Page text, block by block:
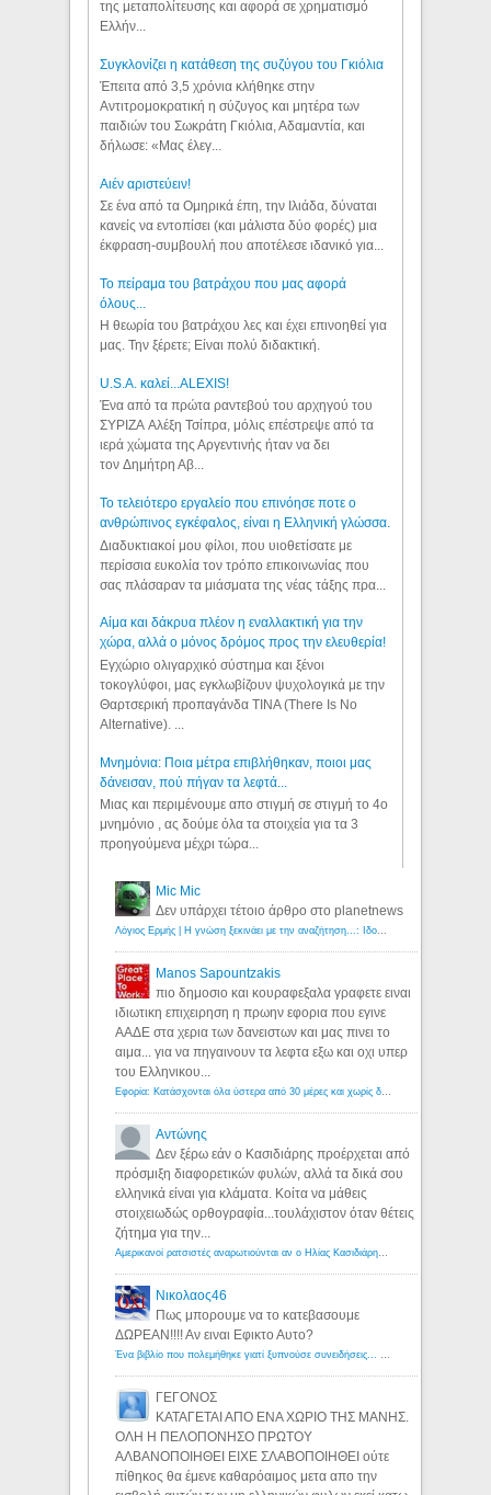
της μεταπολίτευσης και αφορά σε χρηματισμό
Ελλήν...
Συγκλονίζει η κατάθεση της συζύγου του Γκιόλια
Έπειτα από 3,5 χρόνια κλήθηκε στην
Αντιτρομοκρατική η σύζυγος και μητέρα των
παιδιών του Σωκράτη Γκιόλια, Αδαμαντία, και
δήλωσε: «Μας έλεγ...
Aιέν αριστεύειν!
Σε ένα από τα Ομηρικά έπη, την Ιλιάδα, δύναται
κανείς να εντοπίσει (και μάλιστα δύο φορές) μια
έκφραση-συμβουλή που αποτέλεσε ιδανικό για...
Το πείραμα του βατράχου που μας αφορά
όλους...
Η θεωρία του βατράχου λες και έχει επινοηθεί για
μας. Την ξέρετε; Είναι πολύ διδακτική.
U.S.A. καλεί...ALEXIS!
Ένα από τα πρώτα ραντεβού του αρχηγού του
ΣΥΡΙΖΑ Αλέξη Τσίπρα, μόλις επέστρεψε από τα
ιερά χώματα της Αργεντινής ήταν να δει
τον Δημήτρη Αβ...
Το τελειότερο εργαλείο που επινόησε ποτε ο
ανθρώπινος εγκέφαλος, είναι η Ελληνική γλώσσα.
Διαδυκτιακοί μου φίλοι, που υιοθετίσατε με
περίσσια ευκολία τον τρόπο επικοινωνίας που
σας πλάσαραν τα μιάσματα της νέας τάξης πρα...
Αίμα και δάκρυα πλέον η εναλλακτική για την
χώρα, αλλά ο μόνος δρόμος προς την ελευθερία!
Εγχώριο ολιγαρχικό σύστημα και ξένοι
τοκογλύφοι, μας εγκλωβίζουν ψυχολογικά με την
Θαρτσερική προπαγάνδα TINA (There Is No
Alternative). ...
Μνημόνια: Ποια μέτρα επιβλήθηκαν, ποιοι μας
δάνεισαν, πού πήγαν τα λεφτά...
Μιας και περιμένουμε απο στιγμή σε στιγμή το 4ο
μνημόνιο , ας δούμε όλα τα στοιχεία για τα 3
προηγούμενα μέχρι τώρα...
Mic Mic
Δεν υπάρχει τέτοιο άρθρο στο planetnews
Λόγιος Ερμής | Η γνώση ξεκινάει με την αναζήτηση...: Ιδού οι 18 που χρωστούν 11 δις ευρώ!
Manos Sapountzakis
πιο δημοσιο και κουραφεξαλα γραφετε ειναι
ιδιωτικη επιχειρηση η πρωην εφορια που εγινε
ΑΑΔΕ στα χερια των δανειστων και μας πινει το
αιμα... για να πηγαινουν τα λεφτα εξω και οχι υπερ
του Ελληνικου...
Εφορία: Κατάσχονται όλα ύστερα από 30 μέρες και χωρίς δικαστικές αποφάσεις - Λόγιος Ερμής
Αντώνης
Δεν ξέρω εάν ο Κασιδιάρης προέρχεται από
πρόσμιξη διαφορετικών φυλών, αλλά τα δικά σου
ελληνικά είναι για κλάματα. Κοίτα να μάθεις
στοιχειωδώς ορθογραφία...τουλάχιστον όταν θέτεις
ζήτημα για την...
Αμερικανοί ρατσιστές αναρωτιούνται αν ο Ηλίας Κασιδιάρης ανήκει στη λευκή φυλή... - Λόγιος Ερμής
Νικολαος46
Πως μπορουμε να το κατεβασουμε
ΔΩΡΕΑΝ!!!! Αν ειναι Εφικτο Αυτο?
Ένα βιβλίο που πολεμήθηκε γιατί ξυπνούσε συνειδήσεις... - Λόγιος Ερμής | Η γνώση ξεκινάει με την αναζήτηση...
ΓΕΓΟΝΟΣ
ΚΑΤΑΓΕΤΑΙ ΑΠΟ ΕΝΑ ΧΩΡΙΟ ΤΗΣ ΜΑΝΗΣ.
ΟΛΗ Η ΠΕΛΟΠΟΝΗΣΟ ΠΡΩΤΟΥ
ΑΛΒΑΝΟΠΟΙΗΘΕΙ ΕΙΧΕ ΣΛΑΒΟΠΟΙΗΘΕΙ ούτε
πίθηκος θα έμενε καθαρόαιμος μετα απο την